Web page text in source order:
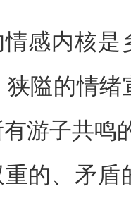
感内核是
隘的情
游子共鸣
的、矛盾